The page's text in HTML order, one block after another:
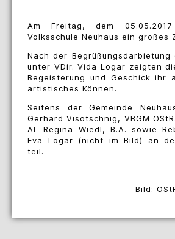
Am Freitag, dem
Volksschule Neuhaus ein großes
Nach der Begrüßungsdarbietung
unter VDir. Vida Logar zeigten
Begeisterung und Geschick ihr
artistisches Können.
Seitens der Gemeinde
Gerhard Visotschnig, VBGM
AL Regina Wiedl, B.A. sowie
Eva Logar (nicht im Bild) an
teil.
Bild: